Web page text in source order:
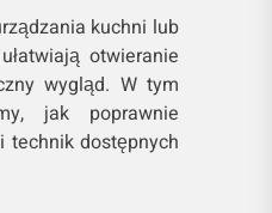
kuchni lub
otwieranie
wygląd. W tym
jak poprawnie
technik dostępnych